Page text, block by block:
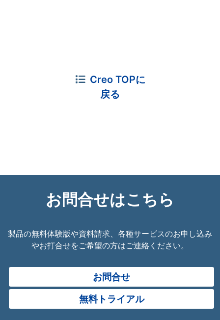
Creo TOPに
戻る
お問合せはこちら
製品の無料体験版や資料請求、各種サービスのお申し込み
やお打合せをご希望の方はご連絡ください。
お問合せ
無料トライアル